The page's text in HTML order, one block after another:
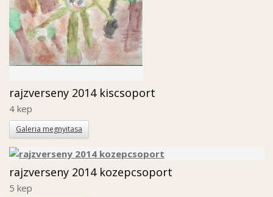
rajzverseny 2014 kiscsoport
4 kep
Galeria megnyitasa
rajzverseny 2014 kozepcsoport
5 kep